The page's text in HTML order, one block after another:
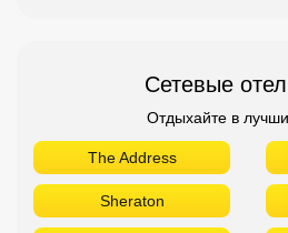
Сетевые
Отдыхайте в
The Address
Sheraton